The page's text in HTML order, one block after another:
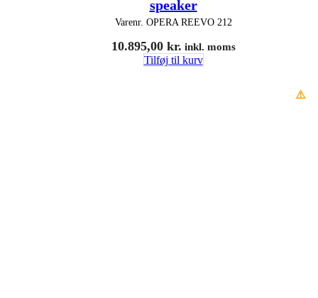
speaker
Varenr. OPERA REEVO 212
10.895,00 kr. inkl. moms
Tilføj til kurv
⚠️